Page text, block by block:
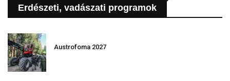
Erdészeti, vadászati programok
Austrofoma 2027